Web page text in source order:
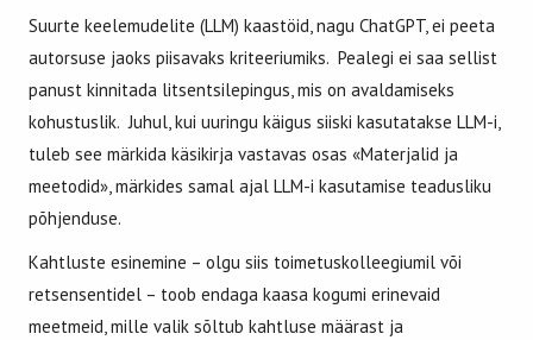
Suurte keelemudelite (LLM) kaastöid, nagu ChatGPT, ei peeta
autorsuse jaoks piisavaks kriteeriumiks. Pealegi ei saa sellist
panust kinnitada litsentsilepingus, mis on avaldamiseks
kohustuslik. Juhul, kui uuringu käigus siiski kasutatakse LLM-i,
tuleb see märkida käsikirja vastavas osas «Materjalid ja
meetodid», märkides samal ajal LLM-i kasutamise teadusliku
põhjenduse.
Kahtluste esinemine – olgu siis toimetuskolleegiumil või
retsensentidel – toob endaga kaasa kogumi erinevaid
meetmeid, mille valik sõltub kahtluse määrast ja